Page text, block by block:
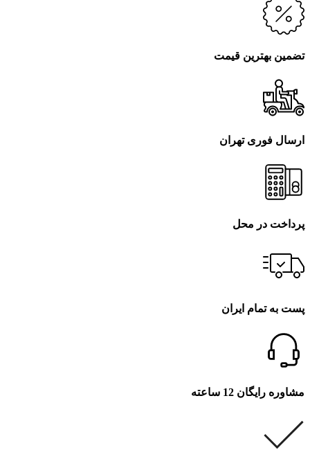
تضمین بهترین قیمت
ارسال فوری تهران
پرداخت در محل
پست به تمام ایران
مشاوره رایگان 12 ساعته